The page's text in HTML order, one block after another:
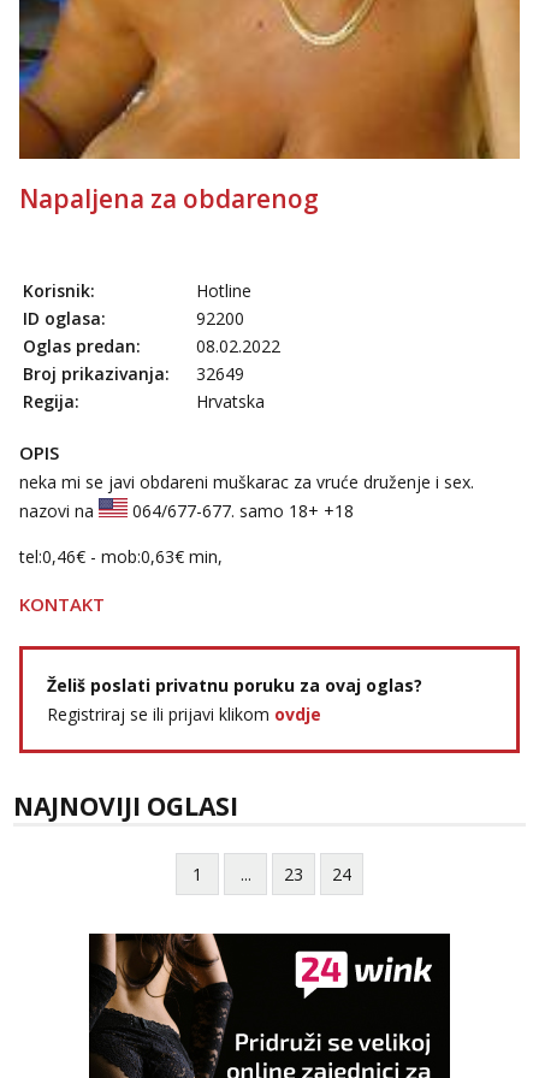
Napaljena za obdarenog
Korisnik:
Hotline
ID oglasa:
92200
Oglas predan:
08.02.2022
Broj prikazivanja:
32649
Regija:
Hrvatska
OPIS
neka mi se javi obdareni muškarac za vruće druženje i sex.
nazovi na
064/677-677. samo 18+ +18
tel:0,46€ - mob:0,63€ min,
KONTAKT
Želiš poslati privatnu poruku za ovaj oglas?
Registriraj se ili prijavi klikom ovdje
NAJNOVIJI OGLASI
1 ... 23 24